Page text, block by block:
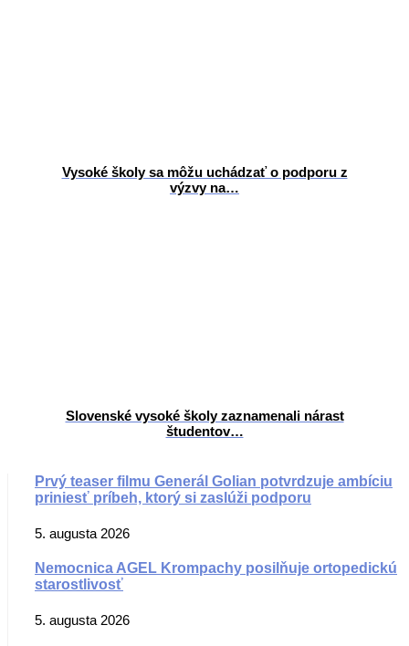
Vysoké školy sa môžu uchádzať o podporu z
výzvy na…
Slovenské vysoké školy zaznamenali nárast
študentov…
Prvý teaser filmu Generál Golian potvrdzuje ambíciu
priniesť príbeh, ktorý si zaslúži podporu
5. augusta 2026
Nemocnica AGEL Krompachy posilňuje ortopedickú
starostlivosť
5. augusta 2026